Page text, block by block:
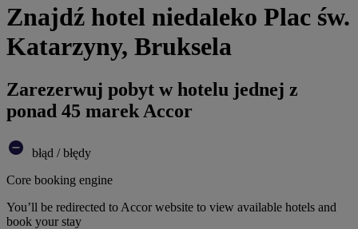
Znajdź hotel niedaleko Plac św.
Katarzyny, Bruksela
Zarezerwuj pobyt w hotelu jednej z
ponad 45 marek Accor
błąd / błędy
Core booking engine
You’ll be redirected to Accor website to view available hotels and
book your stay